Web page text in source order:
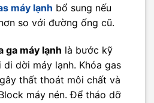
máy lạnh bổ sung nếu
so với đường ống cũ.
ga máy lạnh là bước kỹ
dời máy lạnh. Khóa gas
thất thoát môi chất và
máy nén. Để tháo dỡ